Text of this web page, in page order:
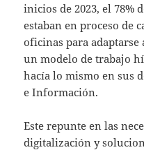
inicios de 2023, el 78%
estaban en proceso de
oficinas para adaptarse
un modelo de trabajo
hacía lo mismo en sus
e Información.
Este repunte en las
digitalización y